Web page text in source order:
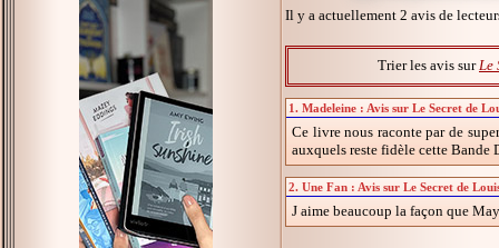
Il y a actuellement 2 avis de
Trier les avis sur Le
1. Madeleine : Avis sur Le Secret de
Ce livre nous raconte par de
auxquels reste fidèle cette Bande
2. Une Fan : Avis sur Le Secret de
J aime beaucoup la façon que